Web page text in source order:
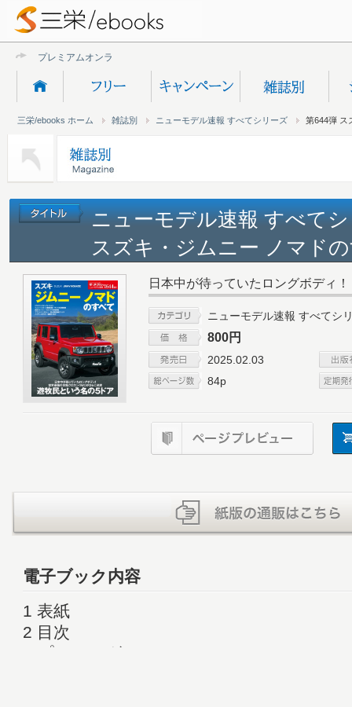
プレミアムオンライン新規
三栄/ebooks ホーム 雑誌別 ニューモデル速報 すべてシリーズ 第644弾 ス
ニューモデル速報 すべて
スズキ・ジムニー ノマド
日本中が待っていたロングボディ
ニューモデル速報 すべてシ
800円
2025.02.03
84p
電子ブック内容
1 表紙
2 目次
4 プロローグ